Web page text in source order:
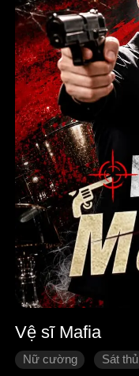
Vệ sĩ Mafia
Nữ cường Sát thủ